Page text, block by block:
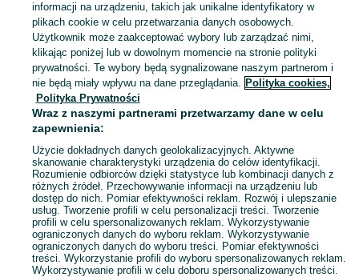
Coś poszło nie tak
Odśwież tę stronę lub wróć na stronę główną.
Odśwież
informacji na urządzeniu, takich jak unikalne identyfikatory w
plikach cookie w celu przetwarzania danych osobowych.
Użytkownik może zaakceptować wybory lub zarządzać nimi,
klikając poniżej lub w dowolnym momencie na stronie polityki
prywatności. Te wybory będą sygnalizowane naszym partnerom i
nie będą miały wpływu na dane przeglądania. Polityka cookies,
Polityka Prywatności
Wraz z naszymi partnerami przetwarzamy dane w celu
zapewnienia:
Użycie dokładnych danych geolokalizacyjnych. Aktywne
skanowanie charakterystyki urządzenia do celów identyfikacji.
Rozumienie odbiorców dzięki statystyce lub kombinacji danych z
różnych źródeł. Przechowywanie informacji na urządzeniu lub
dostęp do nich. Pomiar efektywności reklam. Rozwój i ulepszanie
usług. Tworzenie profili w celu personalizacji treści. Tworzenie
profili w celu spersonalizowanych reklam. Wykorzystywanie
ograniczonych danych do wyboru reklam. Wykorzystywanie
ograniczonych danych do wyboru treści. Pomiar efektywności
treści. Wykorzystanie profili do wyboru spersonalizowanych reklam.
Wykorzystywanie profili w celu doboru spersonalizowanych treści.